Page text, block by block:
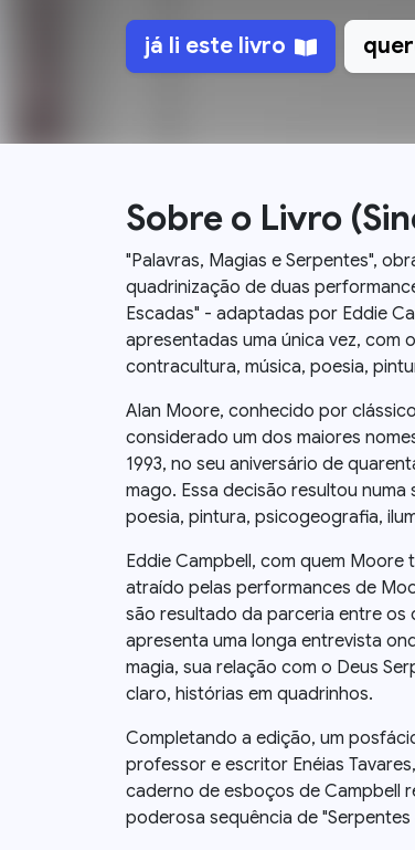
já li este livro
Sobre o Livro
"Palavras, Magias e Serpentes",
quadrinização de duas
Escadas" - adaptadas por Eddie
apresentadas uma única vez, com
contracultura, música, poesia,
Alan Moore, conhecido por
considerado um dos maiores
1993, no seu aniversário de
mago. Essa decisão resultou
poesia, pintura, psicogeografia,
Eddie Campbell, com quem
atraído pelas performances de
são resultado da parceria entre os
apresenta uma longa entrevista
magia, sua relação com o Deus
claro, histórias em quadrinhos.
Completando a edição, um
professor e escritor Enéias
caderno de esboços de Campbell
poderosa sequência de